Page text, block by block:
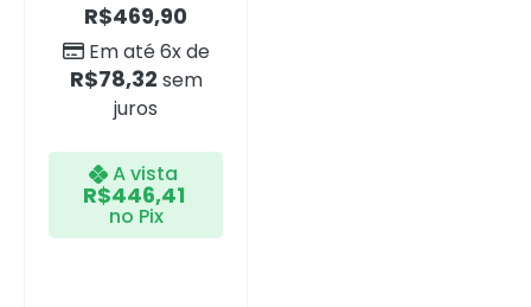
R$469,90
Em até 6x de
R$78,32 sem
juros
A vista
R$446,41
no Pix